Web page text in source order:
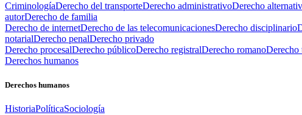
CriminologíaDerecho del transporteDerecho administrativoDerecho
autorDerecho de familia
Derecho de internetDerecho de las telecomunicacionesDerecho disciplinario
notarialDerecho penalDerecho privado
Derecho procesalDerecho públicoDerecho registralDerecho romanoDerecho
Derechos humanos
Derechos humanos
HistoriaPolíticaSociología